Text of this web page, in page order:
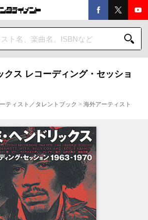
クス レコーディング・セッショ
ティスト／タレントブック > 海外アーティスト